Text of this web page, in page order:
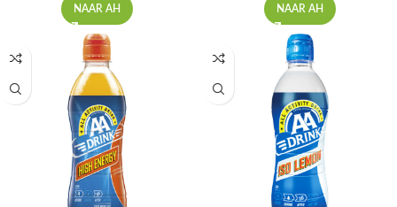
NAAR AH NAAR AH